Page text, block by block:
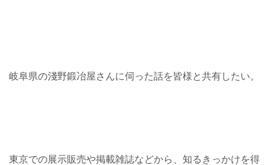
岐阜県の淺野鍛冶屋さんに伺った話を皆様と共有したい。
東京での展示販売や掲載雑誌などから、知るきっかけを得